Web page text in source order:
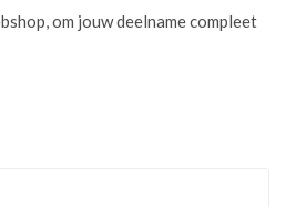
om jouw deelname compleet